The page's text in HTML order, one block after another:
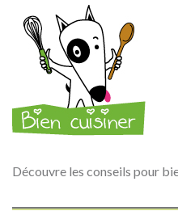
Découvre les conseils pour